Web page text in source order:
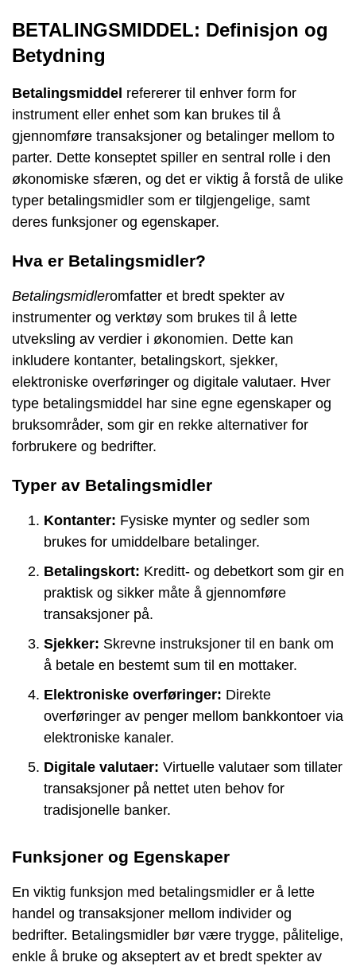
BETALINGSMIDDEL: Definisjon og
Betydning
Betalingsmiddel refererer til enhver form for
instrument eller enhet som kan brukes til å
gjennomføre transaksjoner og betalinger mellom to
parter. Dette konseptet spiller en sentral rolle i den
økonomiske sfæren, og det er viktig å forstå de ulike
typer betalingsmidler som er tilgjengelige, samt
deres funksjoner og egenskaper.
Hva er Betalingsmidler?
Betalingsmidleromfatter et bredt spekter av
instrumenter og verktøy som brukes til å lette
utveksling av verdier i økonomien. Dette kan
inkludere kontanter, betalingskort, sjekker,
elektroniske overføringer og digitale valutaer. Hver
type betalingsmiddel har sine egne egenskaper og
bruksområder, som gir en rekke alternativer for
forbrukere og bedrifter.
Typer av Betalingsmidler
Kontanter: Fysiske mynter og sedler som
brukes for umiddelbare betalinger.
Betalingskort: Kreditt- og debetkort som gir en
praktisk og sikker måte å gjennomføre
transaksjoner på.
Sjekker: Skrevne instruksjoner til en bank om
å betale en bestemt sum til en mottaker.
Elektroniske overføringer: Direkte
overføringer av penger mellom bankkontoer via
elektroniske kanaler.
Digitale valutaer: Virtuelle valutaer som tillater
transaksjoner på nettet uten behov for
tradisjonelle banker.
Funksjoner og Egenskaper
En viktig funksjon med betalingsmidler er å lette
handel og transaksjoner mellom individer og
bedrifter. Betalingsmidler bør være trygge, pålitelige,
enkle å bruke og akseptert av et bredt spekter av